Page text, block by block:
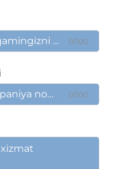
0/100
0/100